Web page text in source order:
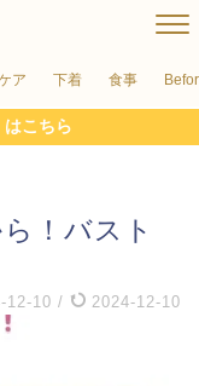
ア 下着 食事
こちら
！バスト
12-10 / 2024-12-10